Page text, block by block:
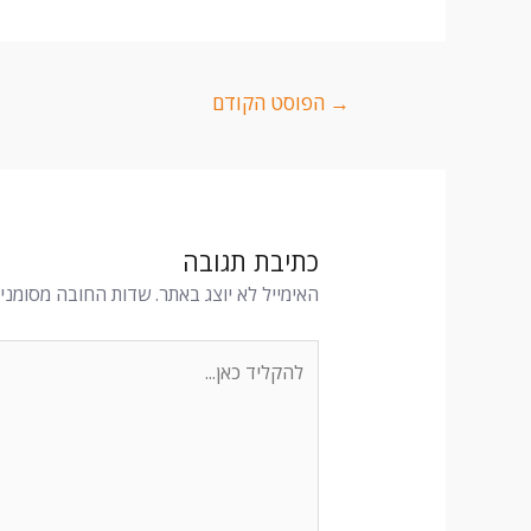
→ הפוסט הקודם
כתיבת תגובה
האימייל לא יוצג באתר.שדות החובה